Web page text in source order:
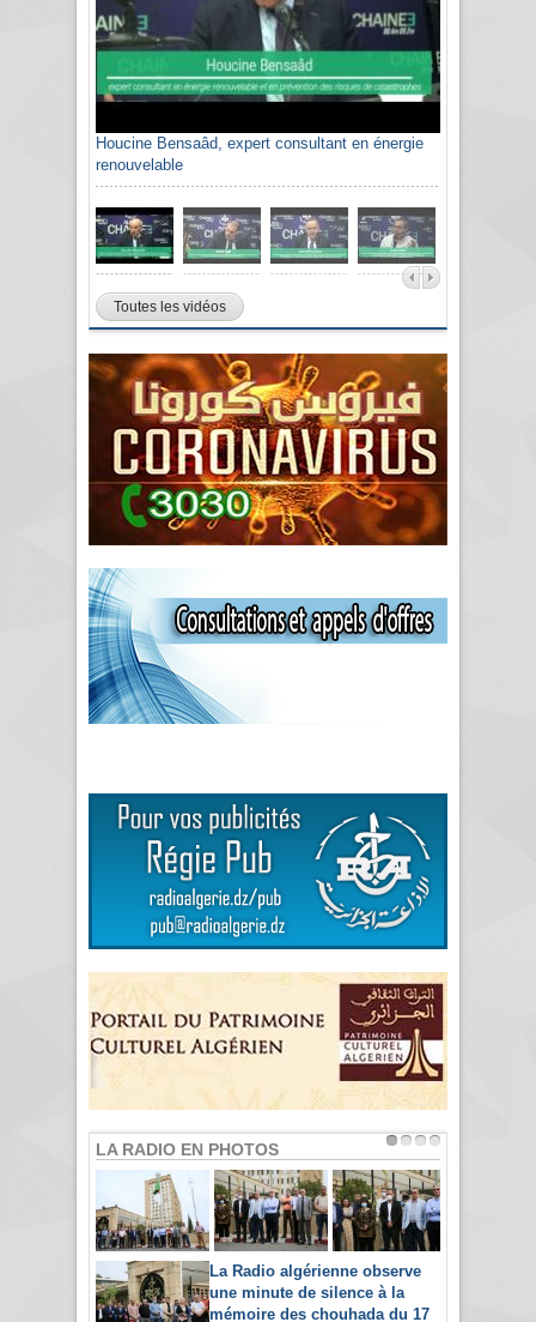
Houcine Bensaâd, expert consultant en énergie
renouvelable
Toutes les vidéos
LA RADIO EN PHOTOS
La Radio algérienne observe
une minute de silence à la
mémoire des chouhada du 17